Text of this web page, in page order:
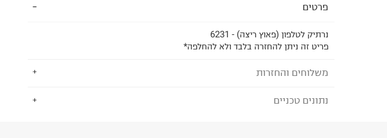
פרטים
נרתיק לטלפון (פאוץ ריצה) - 6231
פריט זה ניתן להחזרה בלבד ולא להחלפה*
משלוחים והחזרות
לבחירת בשיטת המשלוח המתאימה לכם,
נתונים טכניים